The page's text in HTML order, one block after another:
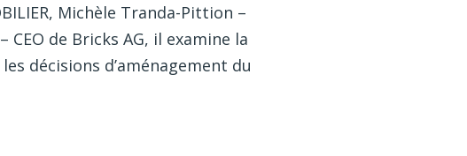
Michèle Tranda-Pittion –
de Bricks AG, il examine la
décisions d’aménagement du